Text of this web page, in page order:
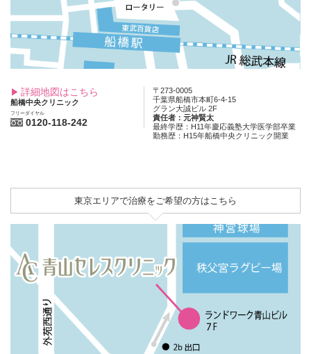
詳細地図はこちら
船橋中央クリニック
フリーダイヤル
0120-118-242
〒273-0005
千葉県船橋市本町6-4-15
グラン大誠ビル 2F
責任者：元神賢太
最終学歴：H11年慶応義塾大学医学部卒業
勤務歴：H15年船橋中央クリニック開業
東京エリアで治療をご希望の方はこちら